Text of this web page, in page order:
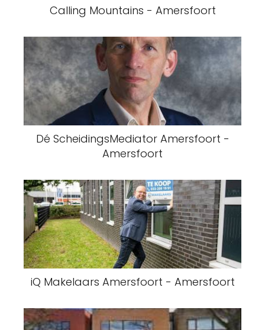
Calling Mountains - Amersfoort
Dé ScheidingsMediator Amersfoort -
Amersfoort
iQ Makelaars Amersfoort - Amersfoort